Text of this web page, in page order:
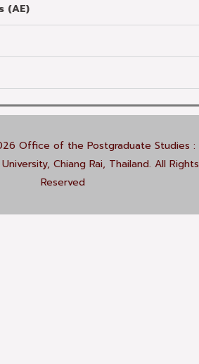
(AE)
Office of the Postgraduate Studies :
Chiang Rai, Thailand. All Rights
Reserved